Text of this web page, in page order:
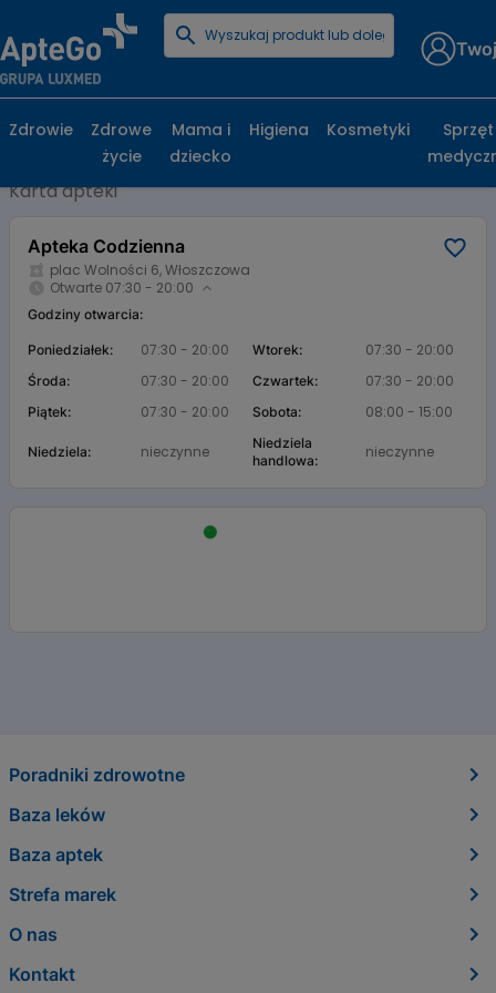
Strona główna
Apteka Codzienna, plac Wolności 6,
Włoszczowa
Karta apteki
Apteka Codzienna
plac Wolności 6, Włoszczowa
Otwarte 07:30 - 20:00
Godziny otwarcia:
Poniedziałek: 07:30 - 20:00 Wtorek: 07:30 - 20:00
Środa: 07:30 - 20:00 Czwartek: 07:30 - 20:00
Piątek: 07:30 - 20:00 Sobota: 08:00 - 15:00
Niedziela: nieczynne
Niedziela
handlowa:
nieczynne
Zdrowie
Zdrowe
życie
Mama i
dziecko
Higiena Kosmetyki
Sprzęt
Poradniki zdrowotne
Baza leków
Baza aptek
Strefa marek
O nas
Kontakt